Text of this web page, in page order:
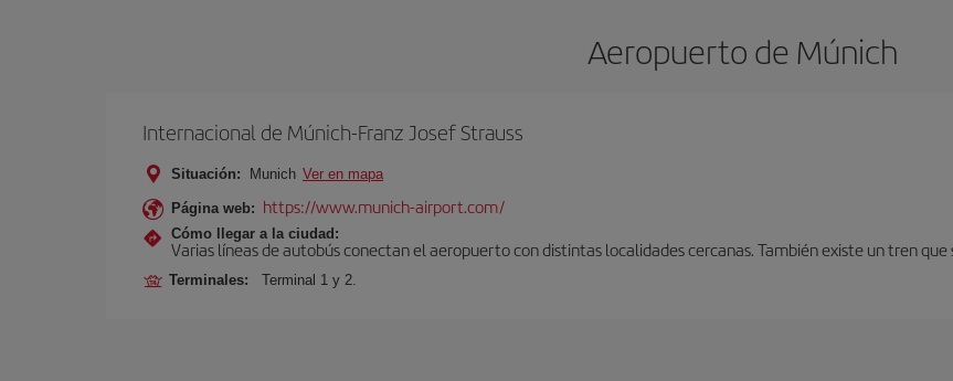
Aeropuerto de Múnich
Internacional de Múnich-Franz Josef Strauss
Situación: Munich Ver en mapa
Página web: https://www.munich-airport.com/
Cómo llegar a la ciudad:
Varias líneas de autobús conectan el aeropuerto con distintas localidades cercanas. También existe un tren
Terminales: Terminal 1 y 2.